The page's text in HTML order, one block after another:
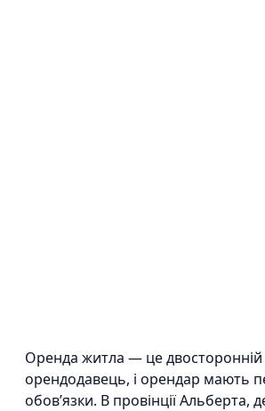
Оренда житла — це двосторонній
орендодавець, і орендар мають
обов’язки. В провінції Альберта,